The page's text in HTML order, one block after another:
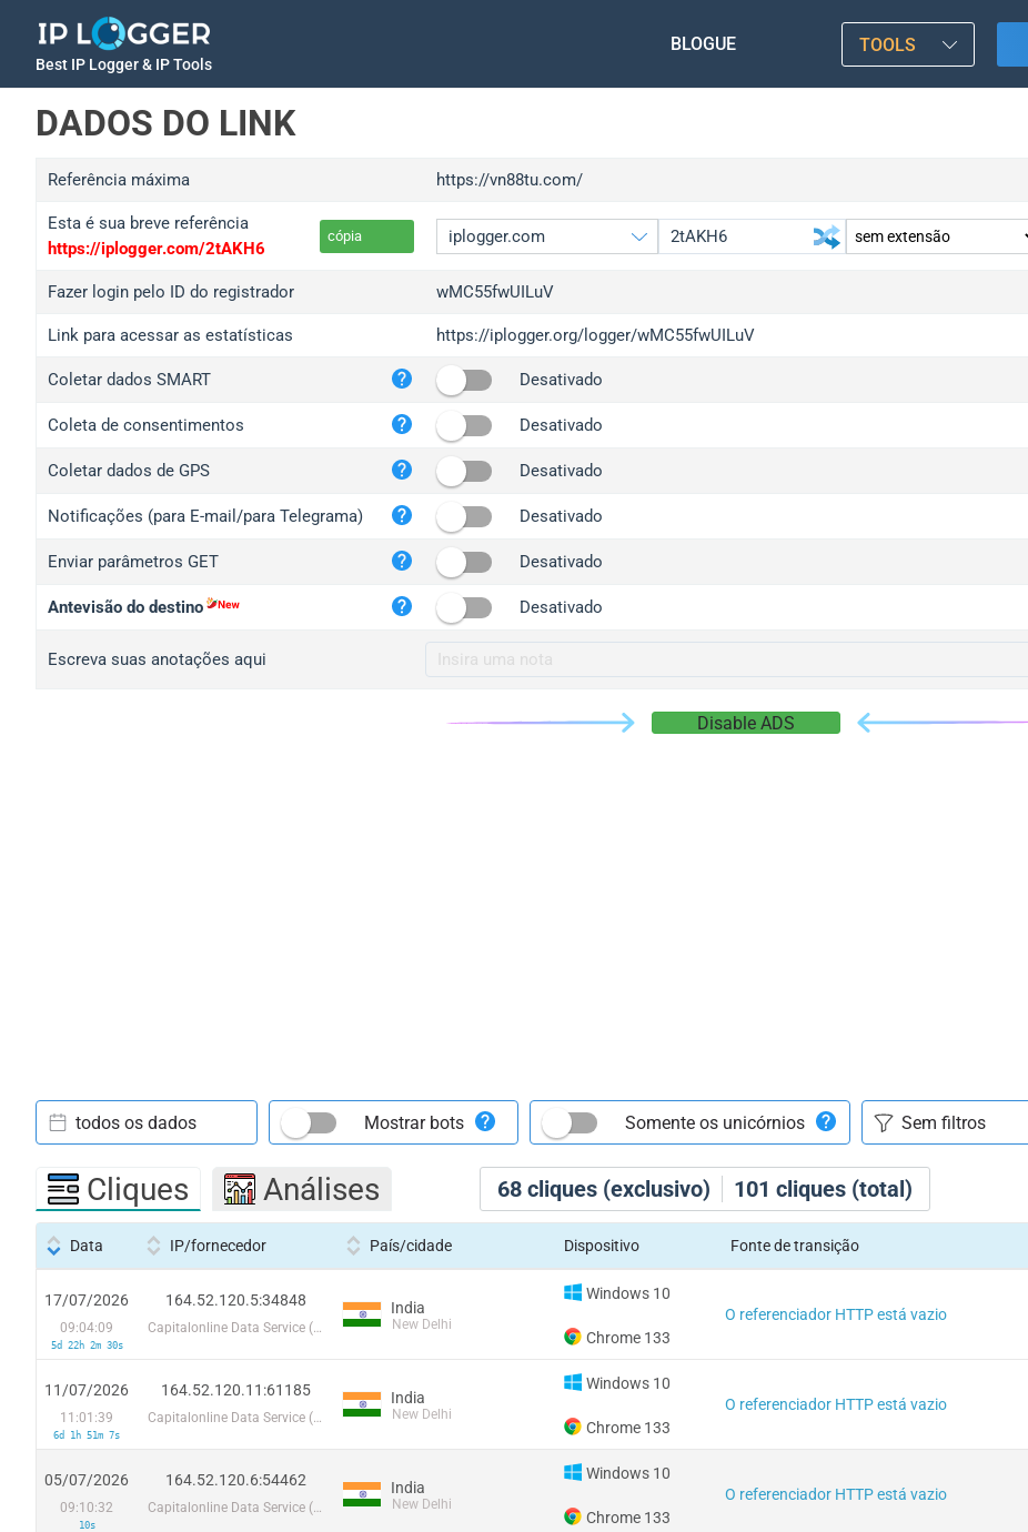
Best IP Logger & IP Tools
BLOGUE TOOLS
DADOS DO LINK
Referência máxima https://vn88tu.com/
Esta é sua breve referência
https://iplogger.com/2tAKH6
cópia
iplogger.org
wl.gl
ed.tc
iplogger.com
iplogger.co
2no.co
yip.su
iplogger.info
Fazer login pelo ID do registrador wMC55fwUILuV
Link para acessar as estatísticas https://iplogger.org/logger/wMC55fwUILuV
Coletar dados SMART Desativado
Coleta de consentimentos Desativado
Coletar dados de GPS Desativado
Notificações (para E-mail/para Telegrama) Desativado
Enviar parâmetros GET Desativado
Antevisão do destino Desativado
Escreva suas anotações aqui
Disable ADS
68 cliques (exclusivo) 101 cliques (total)
todos os dados Mostrar bots Somente os unicórnios
Cliques Análises
Data IP/fornecedor País/cidade Dispositivo Fonte de transição
17/07/2026
09:04:09
5d 22h 2m 30s
164.52.120.5:34848
Capitalonline Data Service (HK) Co
India
New Delhi
Windows 10
Chrome 133
O referenciador HTTP está vazio
11/07/2026
11:01:39
6d 1h 51m 7s
164.52.120.11:61185
Capitalonline Data Service (HK) Co
India
New Delhi
Windows 10
Chrome 133
O referenciador HTTP está vazio
05/07/2026
09:10:32
10s
164.52.120.6:54462
Capitalonline Data Service (HK) Co
India
New Delhi
Windows 10
Chrome 133
O referenciador HTTP está vazio